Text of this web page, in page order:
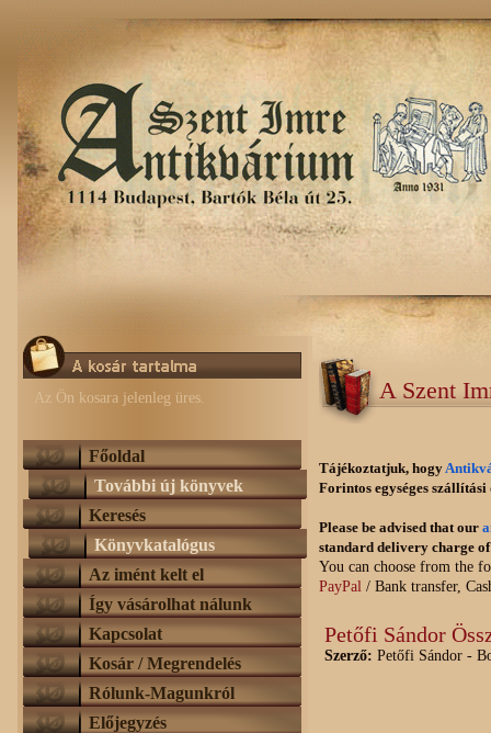
Az Ön kosara jelenleg üres.
Főoldal
További új könyvek
Keresés
Könyvkatalógus
Az imént kelt el
Így vásárolhat nálunk
Kapcsolat
Kosár / Megrendelés
Rólunk-Magunkról
Előjegyzés
A Szent
Tájékoztatjuk, hogy
Forintos egységes
Please be advised that our
standard delivery charge
You can choose from the
PayPal / Bank transfer,
Petőfi Sándor
Szerző: Petőfi Sándor -